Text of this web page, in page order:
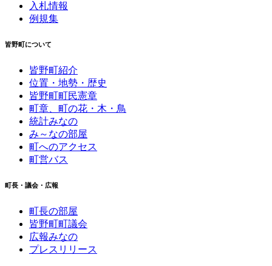
入札情報
例規集
皆野町について
皆野町紹介
位置・地勢・歴史
皆野町町民憲章
町章、町の花・木・鳥
統計みなの
み～なの部屋
町へのアクセス
町営バス
町長・議会・広報
町長の部屋
皆野町町議会
広報みなの
プレスリリース